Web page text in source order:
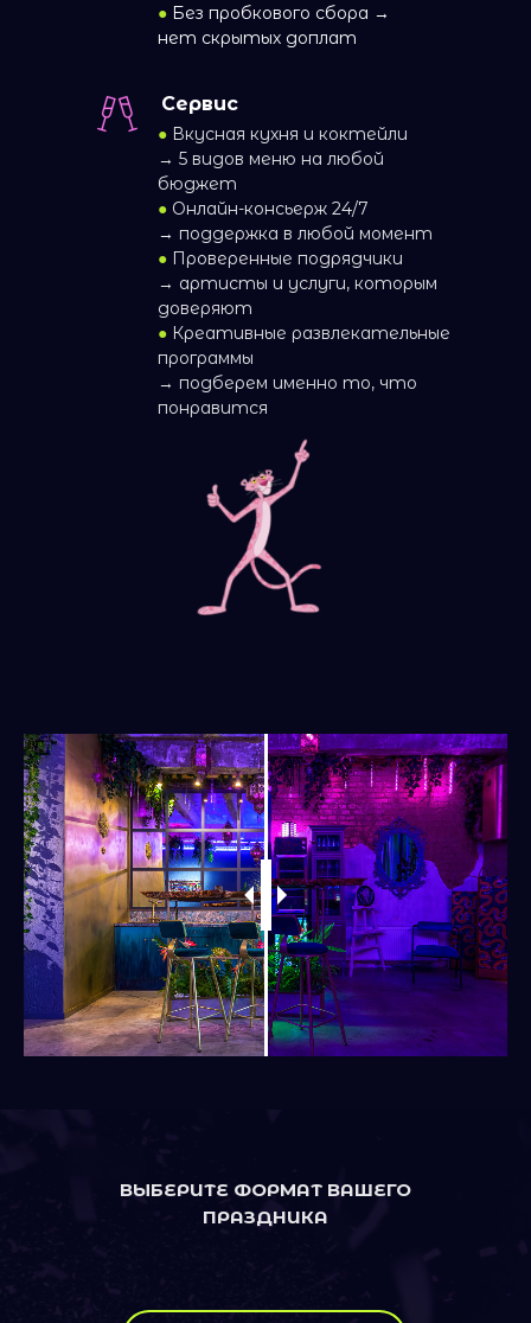
● Без пробкового сбора →
нет скрытых доплат
Сервис
● Вкусная кухня и коктейли
→ 5 видов меню на любой
бюджет
● Онлайн-консьерж 24/7
→ поддержка в любой момент
● Проверенные подрядчики
→ артисты и услуги, которым
доверяют
● Креативные развлекательные
программы
→ подберем именно то, что
понравится
ВЫБЕРИТЕ ФОРМАТ ВАШЕГО
ПРАЗДНИКА